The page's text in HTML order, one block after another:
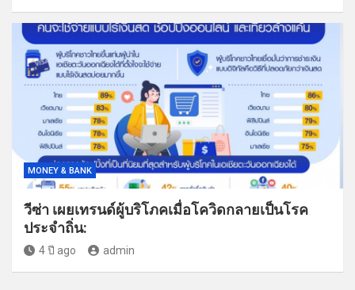
MONEY & BANK
วีซ่า เผยเทรนด์ผู้บริโภคเมื่อโควิดกลายเป็นโรค
ประจำถิ่น:
4 ปี ago admin